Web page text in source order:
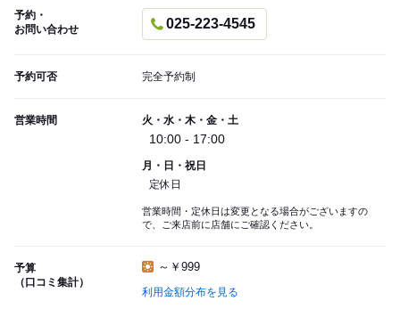
予約・
お問い合わせ
025-223-4545
予約可否 完全予約制
営業時間 火・水・木・金・土
10:00 - 17:00
月・日・祝日
定休日
営業時間・定休日は変更となる場合がございますの
で、ご来店前に店舗にご確認ください。
予算
（口コミ集計）
～￥999
利用金額分布を見る